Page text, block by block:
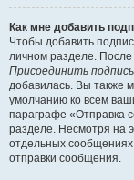
Как мне добавить
Чтобы добавить
личном разделе.
Присоединить подпись
добавилась. Вы также
умолчанию ко всем
параграфе «Отправка
разделе. Несмотря на
отдельных
отправки сообщения.